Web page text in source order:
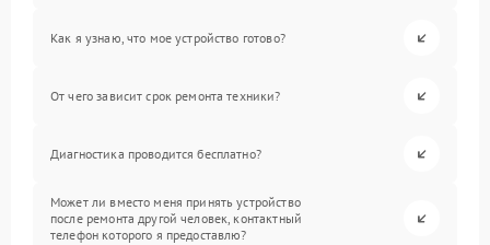
Как я узнаю, что мое устройство готово?
От чего зависит срок ремонта техники?
Диагностика проводится бесплатно?
Может ли вместо меня принять устройство
после ремонта другой человек, контактный
телефон которого я предоставлю?